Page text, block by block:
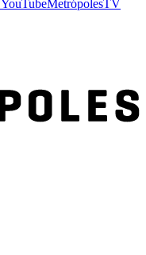
YouTubeMetrópolesTV